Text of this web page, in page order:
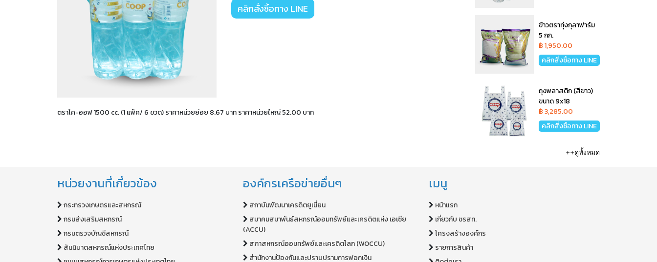
คลิกสั่งซิ้อทาง LINE
ตราโค-ออฟ 1500 cc. (1 แพ็ค/ 6 ขวด) ราคาหน่วยย่อย 8.67 บาท ราคาหน่วยใหญ่ 52.00 บาท
ข้าวตราทุ่งกุลาฟาร์ม
5 กก.
฿ 1,950.00
คลิกสั่งซิ้อทาง LINE
ถุงพลาสติก (สีขาว)
ขนาด 9x18
฿ 3,285.00
คลิกสั่งซิ้อทาง LINE
++ดูทั้งหมด
หน่วยงานที่เกี่ยวข้อง
กระทรวงเกษตรและสหกรณ์
กรมส่งเสริมสหกรณ์
กรมตรวจบัญชีสหกรณ์
สันนิบาตสหกรณ์แห่งประเทศไทย
องค์กรเครือข่ายอื่นๆ
สถาบันพัฒนาเครดิตยูเนี่ยน
สมาคมสมาพันธ์สหกรณ์ออมทรัพย์และเครดิตแห่ง เอเซีย
(ACCU)
สภาสหกรณ์ออมทรัพย์และเครดิตโลก (WOCCU)
สำนักงานป้องกันและปราบปรามการฟอกเงิน
เมนู
หน้าแรก
เกี่ยวกับ ชรสท.
โครงสร้างองค์กร
รายการสินค้า